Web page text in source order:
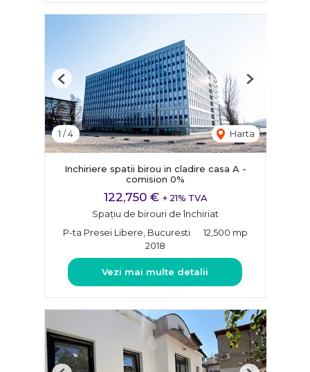
1 /4 Harta
Previous Next
Inchiriere spatii birou in cladire casa A -
comision 0%
122,750 € + 21% TVA
Spațiu de birouri de închiriat
P-ta Presei Libere, Bucuresti
12,500 mp
2018
Vezi mai multe detalii